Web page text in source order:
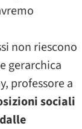
non riescono
gerarchica
professore a
sociali